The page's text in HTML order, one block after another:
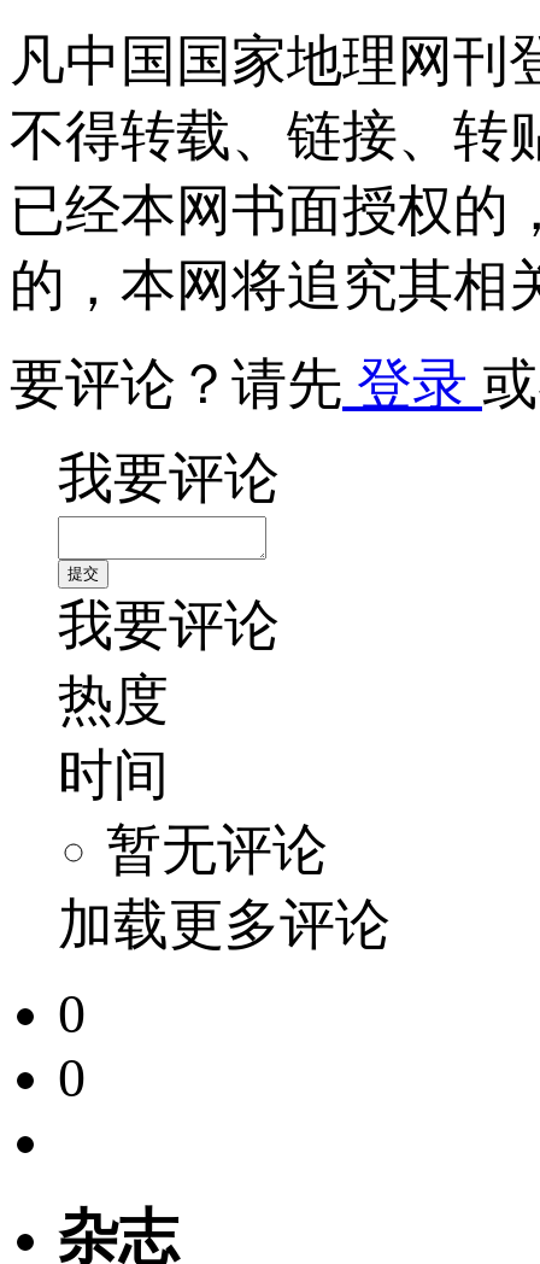
凡中国国家地理网刊
不得转载、链接、转
已经本网书面授权的
的，本网将追究其相
要评论？请先 登录
我要评论
我要评论
热度
时间
暂无评论
加载更多评论
0
0
杂志